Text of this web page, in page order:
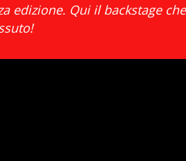
edizione. Qui il backstage